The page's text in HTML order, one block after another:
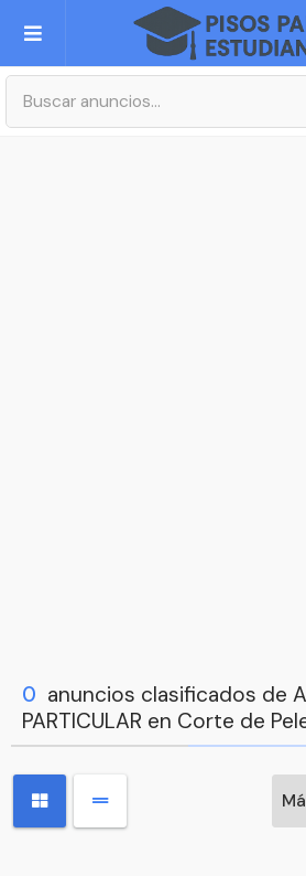
Publica tu Anuncio
0 anuncios clasificados de
PARTICULAR en Corte de